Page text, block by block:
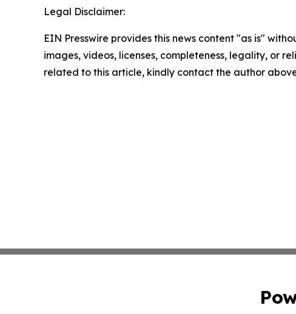
Legal Disclaimer:
EIN Presswire provides this news content "as is"
images, videos, licenses, completeness, legality, or
related to this article, kindly contact the author